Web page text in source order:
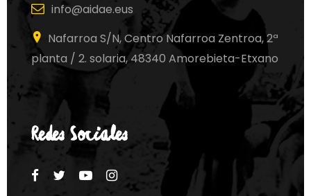
info@aidae.eus
Nafarroa S/N, Centro Nafarroa Zentroa, 2ª
planta / 2. solaria, 48340 Amorebieta-Etxano
Redes Sociales